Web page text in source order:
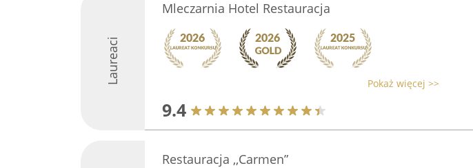
Laureaci
Mleczarnia Hotel Restauracja
Pokaż więcej >>
9.4
Restauracja ,,Carmen”